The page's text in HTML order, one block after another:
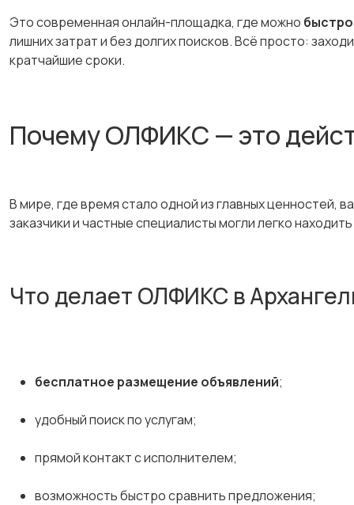
Это современная онлайн-площадка, где можно
лишних затрат и без долгих поисков. Всё просто:
кратчайшие сроки.
Почему ОЛФИКС — это
В мире, где время стало одной из главных ценностей,
заказчики и частные специалисты могли легко
Что делает ОЛФИКС в
бесплатное размещение объявлений;
удобный поиск по услугам;
прямой контакт с исполнителем;
возможность быстро сравнить предложения;